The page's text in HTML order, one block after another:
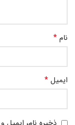
نام *
ایمیل *